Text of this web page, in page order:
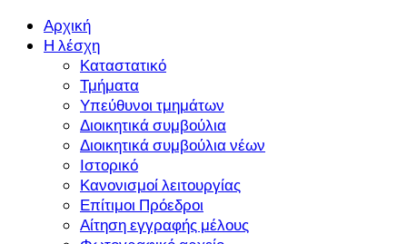
Αρχική
Η λέσχη
Καταστατικό
Τμήματα
Υπεύθυνοι τμημάτων
Διοικητικά συμβούλια
Διοικητικά συμβούλια νέων
Ιστορικό
Κανονισμοί λειτουργίας
Επίτιμοι Πρόεδροι
Αίτηση εγγραφής μέλους